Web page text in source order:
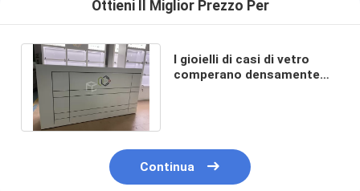
Ottieni Il Miglior Prezzo Per
I gioielli di casi di vetro
comperano densamente
Continua